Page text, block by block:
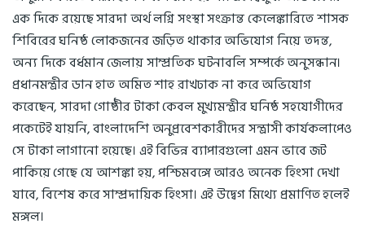
এক দিকে রয়েছে সারদা অর্থ লগ্নি সংস্থা সংক্রান্ত কেলেঙ্কারিতে শাসক
শিবিরের ঘনিষ্ঠ লোকজনের জড়িত থাকার অভিযোগ নিয়ে তদন্ত,
অন্য দিকে বর্ধমান জেলায় সাম্প্রতিক ঘটনাবলি সম্পর্কে অনুসন্ধান।
প্রধানমন্ত্রীর ডান হাত অমিত শাহ রাখঢাক না করে অভিযোগ
করেছেন, সারদা গোষ্ঠীর টাকা কেবল মুখ্যমন্ত্রীর ঘনিষ্ঠ সহযোগীদের
পকেটেই যায়নি, বাংলাদেশি অনুপ্রবেশকারীদের সন্ত্রাসী কার্যকলাপেও
সে টাকা লাগানো হয়েছে। এই বিভিন্ন ব্যাপারগুলো এমন ভাবে জট
পাকিয়ে গেছে যে আশঙ্কা হয়, পশ্চিমবঙ্গে আরও অনেক হিংসা দেখা
যাবে, বিশেষ করে সাম্প্রদায়িক হিংসা। এই উদ্বেগ মিথ্যে প্রমাণিত হলেই
মঙ্গল।